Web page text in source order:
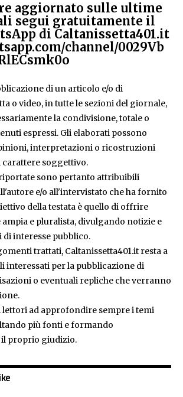
aggiornato sulle ultime
segui gratuitamente il
di Caltanissetta401.it
channel/0029Vb
di un articolo e/o di
o video, in tutte le sezioni del giornale,
la condivisione, totale o
espressi. Gli elaborati possono
interpretazioni o ricostruzioni
carattere soggettivo.
sono pertanto attribuibili
e/o all'intervistato che ha fornito
della testata è quello di offrire
e pluralista, divulgando notizie e
interesse pubblico.
trattati, Caltanissetta401.it resta a
interessati per la pubblicazione di
o eventuali repliche che verranno
ad approfondire sempre i temi
più fonti e formando
proprio giudizio.